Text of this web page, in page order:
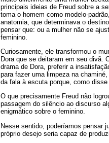
principais ideias de Freud sobre a
toma o homem como modelo-
anatomia, que determinava o
pensar que: ou a mulher não se
feminino.
Curiosamente, ele transformou o
Dora que se deitaram em seu divã.
drama de Dora, preferir a
para fazer uma limpeza na
da fala à escuta porque, como
O que precisamente Freud não
passagem do silêncio ao discurso
enigmático sobre o feminino.
Nesse sentido, poderíamos pensar
próprio desejo seria capaz de